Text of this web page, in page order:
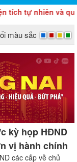
tự nhiên và quy
màu sắc
kỳ họp HĐND
vị hành chính
các cấp về chủ